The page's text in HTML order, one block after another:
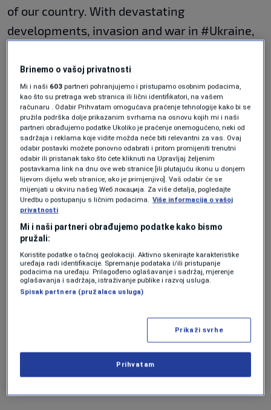
of our country. With devastating
developments, invasion and war in #Ukraine,
solidarity, and dialogue,” Covic tweeted.
Soon after reactions and condemnations
followed.
One of the first was baroness Arminka Helic
who wrote “Better to remain silent and be
thought a fool than to speak and remove all
doubt.”
Faruk Vele, a famous BiH journalist also wrote
a comment on Covic's message. Namely, he
Russia in 2018, which shows Vladimir Putin,
President of Russia, Dragan Covic, HDZ BiH
leader and Kolinda Grabar-Kitarovic, the then
President of Croatia.
Brinemo o vašoj privatnosti
Mi i naši 603 partneri pohranjujemo i pristupamo osobnim podacima,
kao što su pretraga web stranica ili lični identifikatori, na vašem
računaru . Odabir Prihvatam omogućava praćenje tehnologije kako bi se
pružila podrška dolje prikazanim svrhama na osnovu kojih mi i naši
partneri obrađujemo podatke Ukoliko je praćenje onemogućeno, neki od
sadržaja i reklama koje vidite možda neće biti relevantni za vas. Ovaj
odabir postavki možete ponovno odabrati i pritom promijeniti trenutni
odabir ili pristanak tako što ćete kliknuti na Upravljaj željenim
postavkama link na dnu ove web stranice [ili plutajuću ikonu u donjem
lijevom dijelu web stranice, ako je primjenjivo]. Vaš odabir će se
mijenjati u okviru našeg Wеб локација. Za više detalja, pogledajte
Uredbu o postupanju s ličnim podacima. Više informacija o vašoj
privatnosti
Mi i naši partneri obrađujemo podatke kako bismo
pružali:
Koristite podatke o tačnoj geolokaciji. Aktivno skenirajte karakteristike
uređaja radi identifikacije. Spremanje podataka i/ili pristupanje
podacima na uređaju. Prilagođeno oglašavanje i sadržaj, mjerenje
oglašavanja i sadržaja, istraživanje publike i razvoj usluga.
Spisak partnera (pružalaca usluga)
Prikaži svrhe
Prihvatam